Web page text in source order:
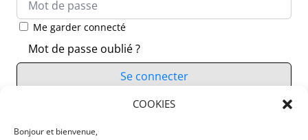
COOKIES
Bonjour et bienvenue,
Me garder connecté
Mot de passe oublié ?
Se connecter
Vous n’avez pas de compte ?